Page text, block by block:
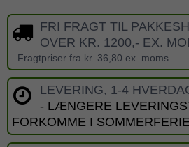
FRI FRAGT TIL
OVER KR. 1200,- EX.
Fragtpriser fra kr. 36,80 ex. moms
LEVERING, 1-4
- LÆNGERE
FORKOMME I